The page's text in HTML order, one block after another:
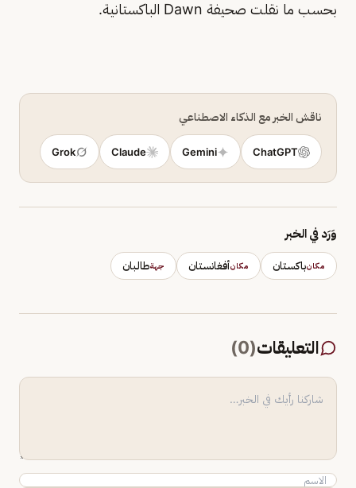
بحسب ما نقلت صحيفة Dawn الباكستانية.
ناقش الخبر مع الذكاء الاصطناعي
ChatGPT
Gemini
Claude
Grok
وَرَد في الخبر
مكانباكستان مكانأفغانستان جهةطالبان
التعليقات(
0
)